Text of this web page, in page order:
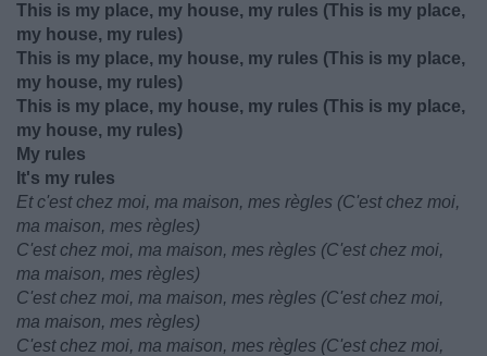
This is my place, my house, my rules (This is my place,
my house, my rules)
This is my place, my house, my rules (This is my place,
my house, my rules)
This is my place, my house, my rules (This is my place,
my house, my rules)
My rules
It's my rules
Et c'est chez moi, ma maison, mes règles (C'est chez moi,
ma maison, mes règles)
C'est chez moi, ma maison, mes règles (C'est chez moi,
ma maison, mes règles)
C'est chez moi, ma maison, mes règles (C'est chez moi,
ma maison, mes règles)
C'est chez moi, ma maison, mes règles (C'est chez moi,